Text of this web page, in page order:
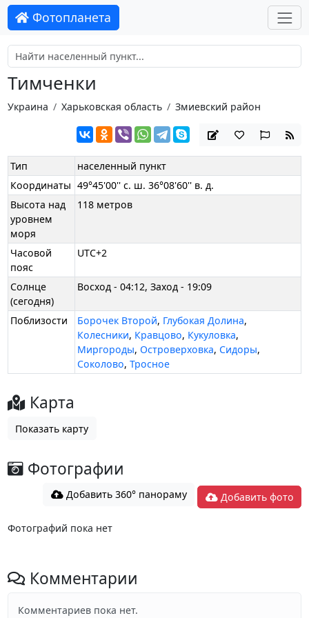
Фотопланета
Тимченки
Украина Харьковская область Змиевский район
Тип
населенный пункт
Координаты 49°45'00'' с. ш. 36°08'60'' в. д.
Высота над
уровнем
моря
118 метров
Часовой
пояс
UTC+2
Солнце
(сегодня)
Восход - 04:12, Заход - 19:09
Поблизости Борочек Второй, Глубокая Долина,
Колесники, Кравцово, Кукуловка,
Миргороды,Островерховка, Сидоры,
Соколово,Тросное
Карта
Показать карту
Фотографии
Добавить 360° панораму Добавить фото
Фотографий пока нет
Комментарии
Комментариев пока нет.